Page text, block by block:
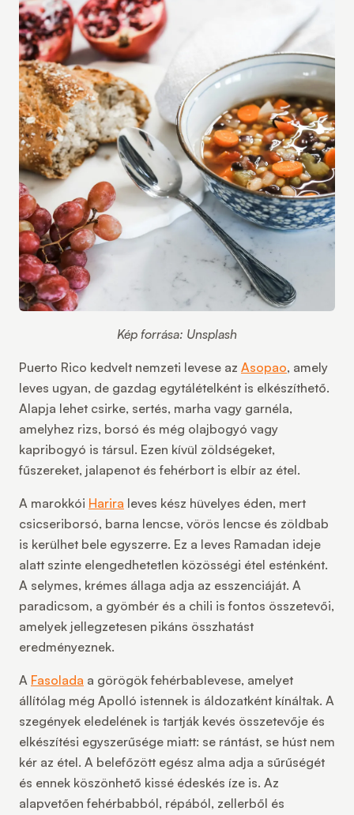
Kép forrása: Unsplash
Puerto Rico kedvelt nemzeti levese az Asopao, amely
leves ugyan, de gazdag egytálételként is elkészíthető.
Alapja lehet csirke, sertés, marha vagy garnéla,
amelyhez rizs, borsó és még olajbogyó vagy
kapribogyó is társul. Ezen kívül zöldségeket,
fűszereket, jalapenot és fehérbort is elbír az étel.
A marokkói Harira leves kész hüvelyes éden, mert
csicseriborsó, barna lencse, vörös lencse és zöldbab
is kerülhet bele egyszerre. Ez a leves Ramadan ideje
alatt szinte elengedhetetlen közösségi étel esténként.
A selymes, krémes állaga adja az esszenciáját. A
paradicsom, a gyömbér és a chili is fontos összetevői,
amelyek jellegzetesen pikáns összhatást
eredményeznek.
A Fasolada a görögökfehérbablevese, amelyet
állítólag még Apolló istennek is áldozatként kínáltak. A
szegények eledelének is tartják kevés összetevője és
elkészítési egyszerűsége miatt: se rántást, se húst nem
kér az étel. A belefőzött egész alma adja a sűrűségét
és ennek köszönhető kissé édeskés íze is. Az
alapvetően fehérbabból, répából, zellerből és